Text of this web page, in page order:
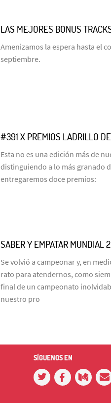
LAS MEJORES BONUS
Amenizamos la espera hasta el
septiembre.
#391 X PREMIOS LADRILLO
Esta no es una edición más de
distinguiendo a lo más granado
entregaremos doce premios:
SABER Y EMPATAR MUNDIAL
Se volvió a campeonar y, en
rato para atendernos, como
final de un campeonato
nuestro pro
SÍGUENOS EN